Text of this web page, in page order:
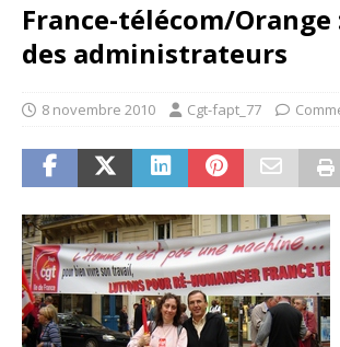
France-télécom/
des administrateurs
8 novembre 2010 Cgt-fapt_77